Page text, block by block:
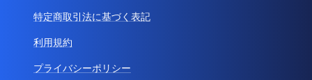
特定商取引法に基づく表記
利用規約
プライバシーポリシー